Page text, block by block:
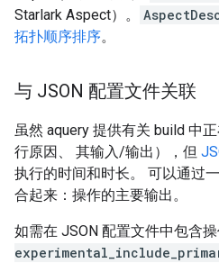
Starlark Aspect）。
拓扑顺序排序。
与 JSON 配置文件关联
虽然 aquery 提供有关 build 中
行原因、 其输入/输出），但
执行的时间和时长。 可以通过
合起来：操作的主要输出。
如需在 JSON 配置文件中包含